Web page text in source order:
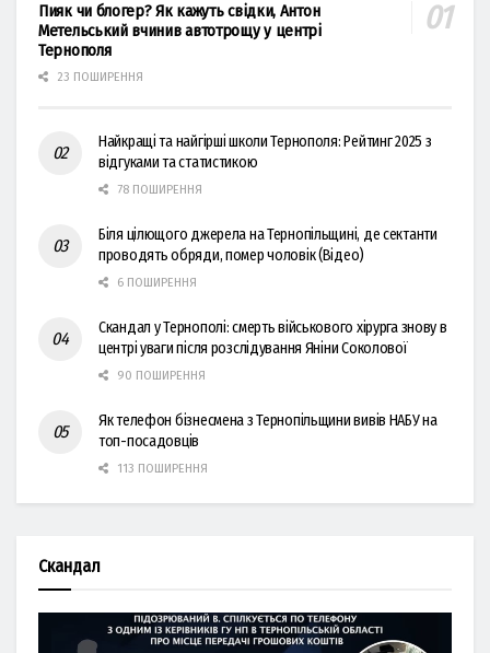
Пияк чи блогер? Як кажуть свідки, Антон
Метельський вчинив автотрощу у центрі
Тернополя
23 ПОШИРЕННЯ
Найкращі та найгірші школи Тернополя: Рейтинг 2025 з
відгуками та статистикою
78 ПОШИРЕННЯ
Біля цілющого джерела на Тернопільщині, де сектанти
проводять обряди, помер чоловік (Відео)
6 ПОШИРЕННЯ
Скандал у Тернополі: смерть військового хірурга знову в
центрі уваги після розслідування Яніни Соколової
90 ПОШИРЕННЯ
Як телефон бізнесмена з Тернопільщини вивів НАБУ на
топ-посадовців
113 ПОШИРЕННЯ
Скандал